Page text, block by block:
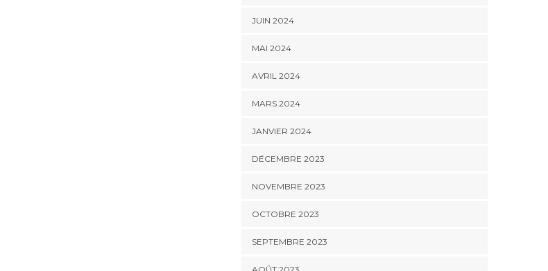
JUIN 2024
MAI 2024
AVRIL 2024
MARS 2024
JANVIER 2024
DÉCEMBRE 2023
NOVEMBRE 2023
OCTOBRE 2023
SEPTEMBRE 2023